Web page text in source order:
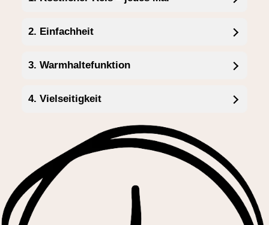
2. Einfachheit
3. Warmhaltefunktion
4. Vielseitigkeit